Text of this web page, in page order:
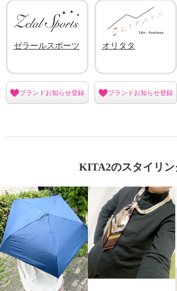
ゼラールスポーツ
ブランドお知らせ登録
オリタタ
ブランドお知らせ登録
KITA2のスタイリン